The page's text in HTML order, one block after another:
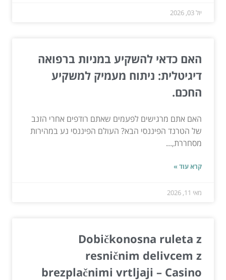
יול 03, 2026
האם כדאי להשקיע במניות ברפואה
דיגיטלית: ניתוח מעמיק למשקיע
החכם.
האם אתם מרגישים לפעמים שאתם רודפים אחרי הזנב
של הטרנד הפיננסי הבא? העולם הפיננסי נע במהירות
מסחררת,...
קרא עוד »
מאי 11, 2026
Dobičkonosna ruleta z
resničnim delivcem z
brezplačnimi vrtljaji – Casino